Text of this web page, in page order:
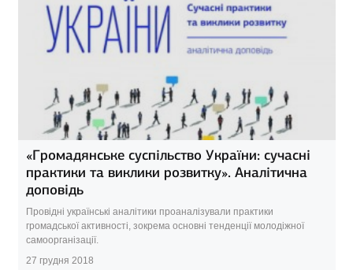
«Громадянське суспільство України: сучасні
практики та виклики розвитку». Аналітична
доповідь
Провідні українські аналітики проаналізували практики
громадської активності, зокрема основні тенденції молодіжної
самоорганізації.
27 грудня 2018